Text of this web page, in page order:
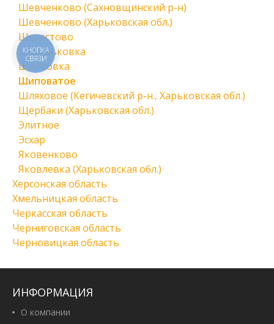
Шевченково (Сахновщинский р-н)
Шевченково (Харьковская обл.)
Шелестово
Шелудьковка
Шийковка
Шиповатое
Шляховое (Кегичевский р-н., Харьковская обл.)
Щербаки (Харьковская обл.)
Элитное
Эсхар
Яковенково
Яковлевка (Харьковская обл.)
Херсонская область
Хмельницкая область
Черкасская область
Черниговская область
Черновицкая область
ИНФОРМАЦИЯ
О компании
КНОПКА
СВЯЗИ